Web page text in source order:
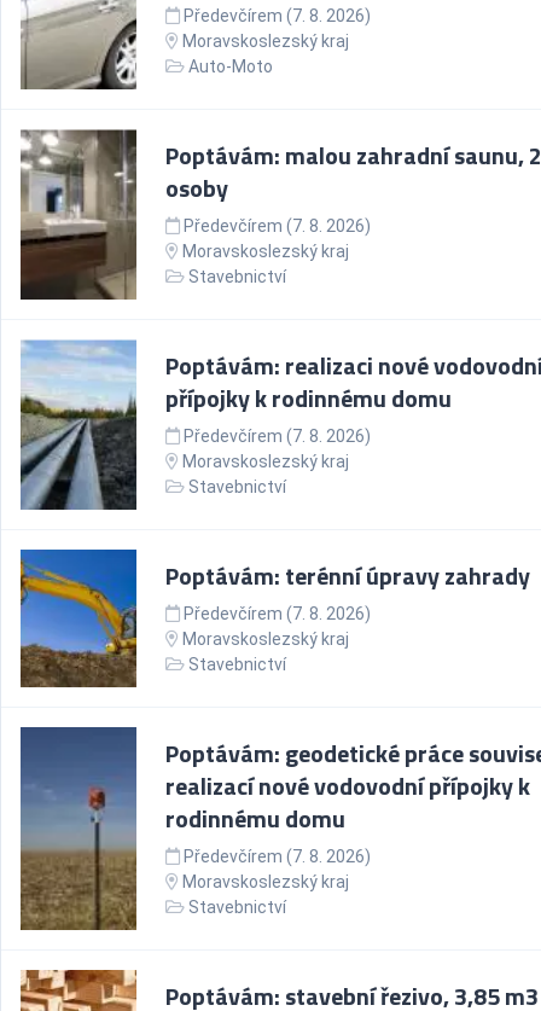
Předevčírem (7. 8. 2026)
Moravskoslezský kraj
Auto-Moto
Poptávám: malou zahradní saunu, 2
osoby
Předevčírem (7. 8. 2026)
Moravskoslezský kraj
Stavebnictví
Poptávám: realizaci nové
přípojky k rodinnému domu
Předevčírem (7. 8. 2026)
Moravskoslezský kraj
Stavebnictví
Poptávám: terénní úpravy zahrady
Předevčírem (7. 8. 2026)
Moravskoslezský kraj
Stavebnictví
Poptávám: geodetické práce
realizací nové vodovodní přípojky k
rodinnému domu
Předevčírem (7. 8. 2026)
Moravskoslezský kraj
Stavebnictví
Poptávám: stavební řezivo, 3,85 m3